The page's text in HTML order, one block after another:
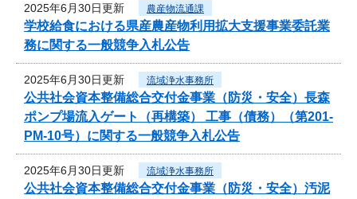
2025年6月30日更新 農産物流通課
学校給食における県産農産物利用拡大支援事業委託業
務に関する一般競争入札公告
2025年6月30日更新 流域浄水事務所
公共社会資本整備総合交付金事業（防災・安全）長森
ポンプ場流入ゲート（再構築） 工事（債務）（第201-
PM-10号）に関する一般競争入札公告
2025年6月30日更新 流域浄水事務所
公共社会資本整備総合交付金事業（防災・安全）汚泥